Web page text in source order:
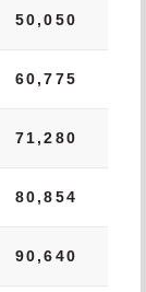
50,050
60,775
71,280
80,854
90,640